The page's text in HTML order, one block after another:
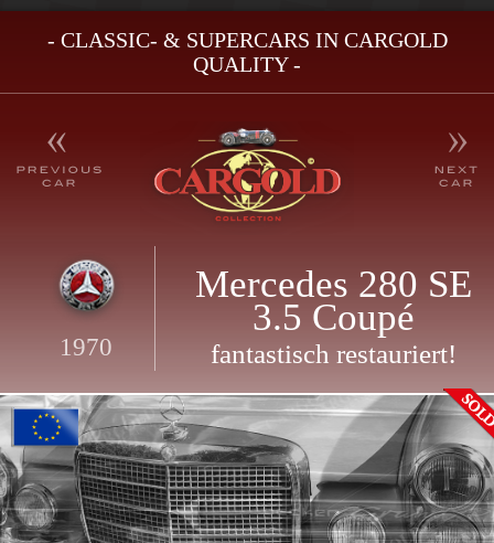
- CLASSIC- & SUPERCARS IN CARGOLD
QUALITY -
1970
Mercedes 280 SE
3.5 Coupé
fantastisch restauriert!